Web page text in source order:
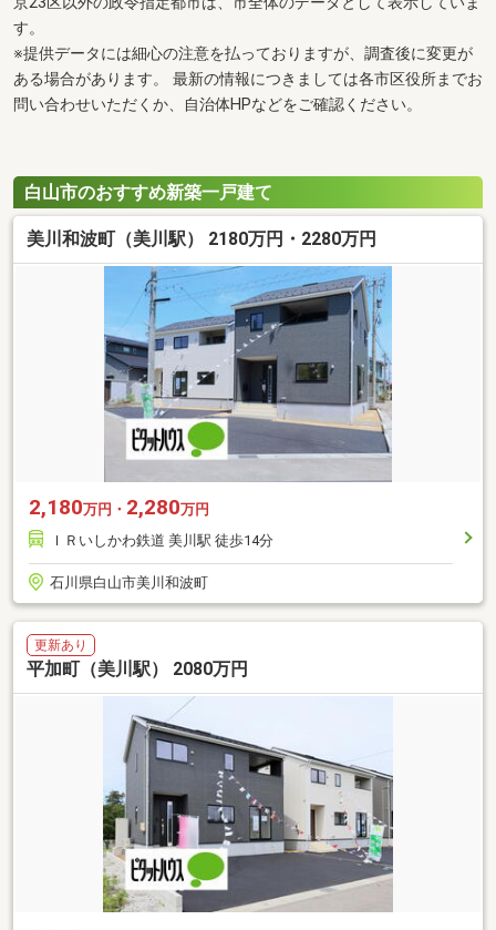
す。
※提供データには細心の注意を払っておりますが、調査後に変更が
ある場合があります。 最新の情報につきましては各市区役所までお
問い合わせいただくか、自治体HPなどをご確認ください。
白山市のおすすめ新築一戸建て
美川和波町（美川駅） 2180万円・2280万円
2,180万円・ 2,280万円
ＩＲいしかわ鉄道 美川駅 徒歩14分
石川県白山市美川和波町
更新あり
平加町（美川駅） 2080万円